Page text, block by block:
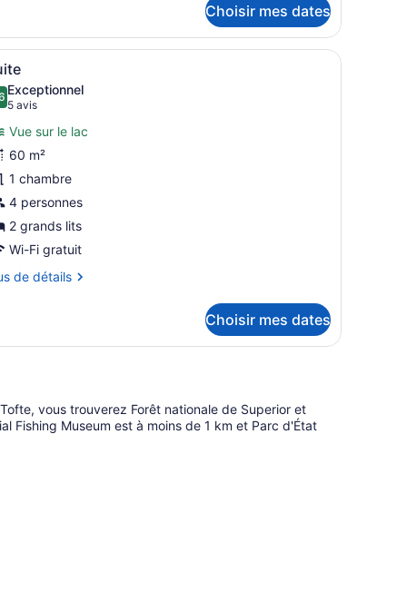
Choisir mes dates
grandes fenêtres.
blanc et d’une balustrade blanche, donnant sur une étendue
:
Une chambre spacieuse avec un grand
4
sur 10
Exceptionnel
5 avis
(5 avis)
Vue sur le lac
60 m²
1 chambre
4 personnes
2 grands lits
Wi-Fi gratuit
de détails
Choisir mes dates
vous trouverez Forêt nationale de Superior et
Fishing Museum est à moins de 1 km et Parc d'État